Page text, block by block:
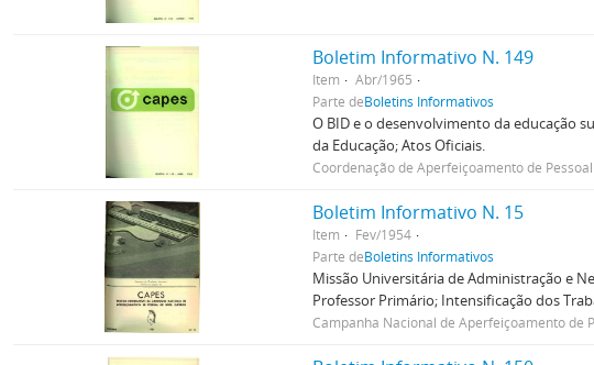
Boletim Informativo N. 149
Item
Abr/1965
Parte deBoletins Informativos
O BID e o desenvolvimento da educação
da Educação; Atos Oficiais.
Coordenação de Aperfeiçoamento de
Boletim Informativo N. 15
Item
Fev/1954
Parte deBoletins Informativos
Missão Universitária de Administração e
Professor Primário; Intensificação dos
Campanha Nacional de Aperfeiçoamento de